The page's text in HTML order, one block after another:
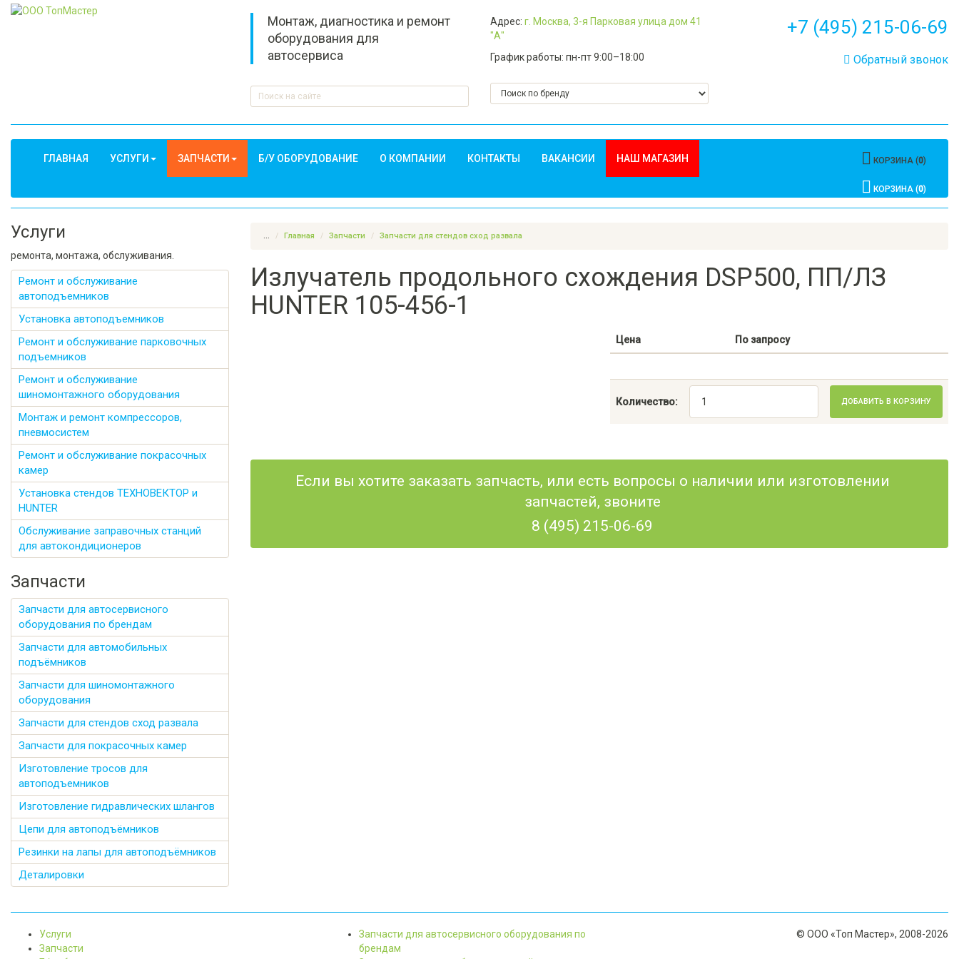
Монтаж, диагностика и ремонт
оборудования для
автосервиса
Адрес: г. Москва, 3-я Парковая улица дом 41
"А"
График работы: пн-пт 9:00–18:00
+7 (495) 215-06-69
Обратный звонок
ГЛАВНАЯ УСЛУГИ ЗАПЧАСТИ Б/У ОБОРУДОВАНИЕ О КОМПАНИИ КОНТАКТЫ ВАКАНСИИ НАШ МАГАЗИН КОРЗИНА (0)
КОРЗИНА (0)
Услуги
ремонта, монтажа, обслуживания.
Ремонт и обслуживание
автоподъемников
Установка автоподъемников
Ремонт и обслуживание парковочных
подъемников
Ремонт и обслуживание
шиномонтажного оборудования
Монтаж и ремонт компрессоров,
пневмосистем
Ремонт и обслуживание покрасочных
камер
Установка стендов ТЕХНОВЕКТОР и
HUNTER
Обслуживание заправочных станций
для автокондиционеров
Запчасти
Запчасти для автосервисного
оборудования по брендам
Запчасти для автомобильных
подъёмников
Запчасти для шиномонтажного
оборудования
Запчасти для стендов сход развала
Запчасти для покрасочных камер
Изготовление тросов для
автоподъемников
Изготовление гидравлических шлангов
Цепи для автоподъёмников
Резинки на лапы для автоподъёмников
Деталировки
... Главная Запчасти Запчасти для стендов сход развала
Излучатель продольного схождения DSP500, ПП/ЛЗ
HUNTER 105-456-1
Цена По запросу
Количество: ДОБАВИТЬ В КОРЗИНУ
Если вы хотите заказать запчасть, или есть вопросы о наличии или изготовлении
запчастей, звоните
8 (495) 215-06-69
Услуги
Запчасти
Запчасти для автосервисного оборудования по
брендам
© ООО «Топ Мастер», 2008-2026